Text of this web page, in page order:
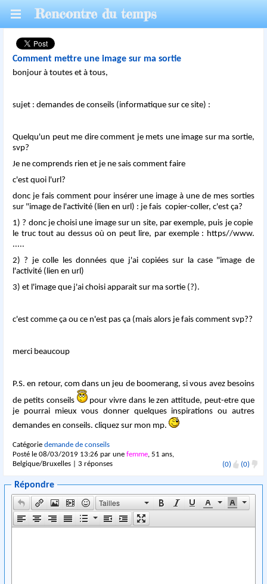
Rencontre du temps
Comment mettre une image sur ma sortie
bonjour à toutes et à tous,
sujet : demandes de conseils (informatique sur ce site) :
Quelqu'un peut me dire comment je mets une image sur ma sortie,
svp?
Je ne comprends rien et je ne sais comment faire
c'est quoi l'url?
donc je fais comment pour insérer une image à une de mes sorties
sur "image de l'activité (lien en url) : je fais copier-coller, c'est ça?
1) ? donc je choisi une image sur un site, par exemple, puis je copie
le truc tout au dessus où on peut lire, par exemple : https//www.
.....
2) ? je colle les données que j'ai copiées sur la case "image de
l'activité (lien en url)
3) et l'image que j'ai choisi apparait sur ma sortie (?).
c'est comme ça ou ce n'est pas ça (mais alors je fais comment svp??
merci beaucoup
P.S. en retour, com dans un jeu de boomerang, si vous avez besoins
de petits conseils
pour vivre dans le zen attitude, peut-etre que
je pourrai mieux vous donner quelques inspirations ou autres
demandes en conseils. cliquez sur mon mp.
Catégoriedemande de conseils
Posté le 08/03/2019 13:26 par unefemme, 51 ans,
Belgique/Bruxelles | 3 réponses
(0) (0)
Répondre
Tailles